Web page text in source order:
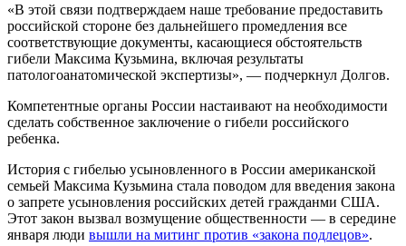
«В этой связи подтверждаем наше требование предоставить
российской стороне без дальнейшего промедления все
соответствующие документы, касающиеся обстоятельств
гибели Максима Кузьмина, включая результаты
патологоанатомической экспертизы», — подчеркнул Долгов.
Компетентные органы России настаивают на необходимости
сделать собственное заключение о гибели российского
ребенка.
История с гибелью усыновленного в России американской
семьей Максима Кузьмина стала поводом для введения закона
о запрете усыновления российских детей гражданми США.
Этот закон вызвал возмущение общественности — в середине
января люди вышли на митинг против «закона подлецов».